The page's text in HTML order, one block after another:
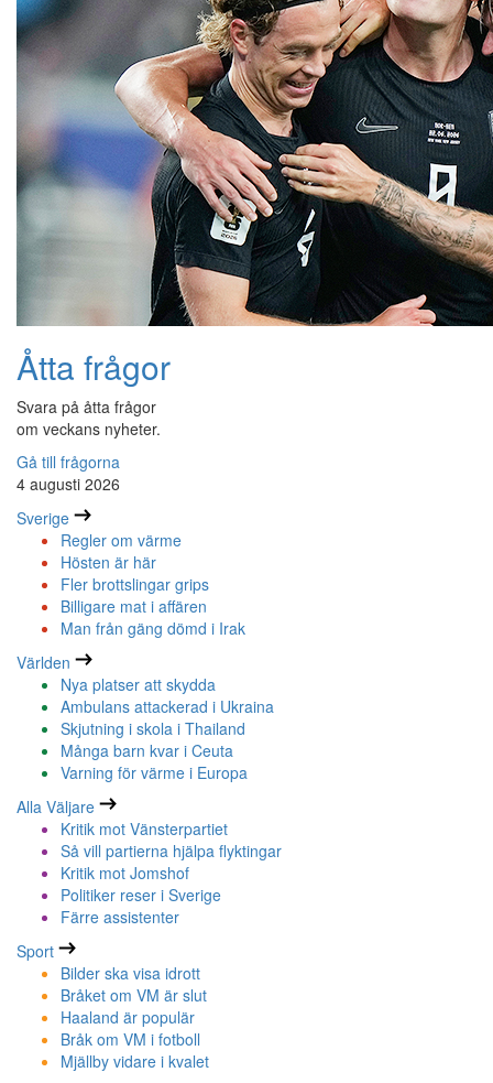
Åtta frågor
Svara på åtta frågor
om veckans nyheter.
Gå till frågorna
4 augusti 2026
Sverige
Regler om värme
Hösten är här
Fler brottslingar grips
Billigare mat i affären
Man från gäng dömd i Irak
Världen
Nya platser att skydda
Ambulans attackerad i Ukraina
Skjutning i skola i Thailand
Många barn kvar i Ceuta
Varning för värme i Europa
Alla Väljare
Kritik mot Vänsterpartiet
Så vill partierna hjälpa flyktingar
Kritik mot Jomshof
Politiker reser i Sverige
Färre assistenter
Sport
Bilder ska visa idrott
Bråket om VM är slut
Haaland är populär
Bråk om VM i fotboll
Mjällby vidare i kvalet